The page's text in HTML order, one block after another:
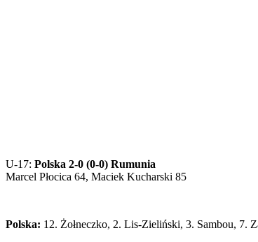
U-17: Polska 2-0 (0-0) Rumunia
Marcel Płocica 64, Maciek Kucharski 85
Polska: 12. Żołneczko, 2. Lis-Zieliński, 3. Sambou, 7.